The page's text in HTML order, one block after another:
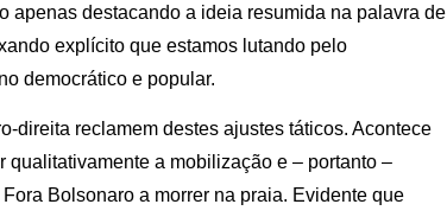
apenas destacando a ideia resumida na palavra de
explícito que estamos lutando pelo
democrático e popular.
direita reclamem destes ajustes táticos. Acontece
a mobilização e – portanto –
Bolsonaro a morrer na praia. Evidente que